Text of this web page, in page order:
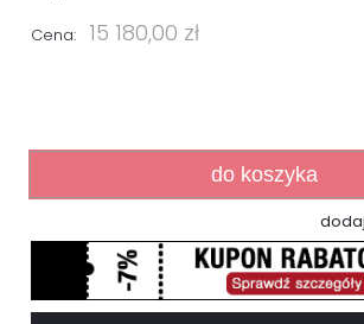
Cena: 15 180,00 zł
do koszyka